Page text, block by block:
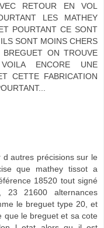
RETOUR EN VOL
LES MATHEY
POURTANT CE SONT
SONT MOINS CHERS
ON TROUVE
ENCORE UNE
CETTE FABRICATION
autres précisions sur le
que mathey tissot a
18520 tout signé
23 21600 alternances
le breguet type 20, et
que le breguet et sa cote